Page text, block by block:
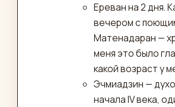
Ереван на 2 дня.
вечером с
Матенадаран —
меня это было
какой возраст у
Эчмиадзин —
начала IV века,